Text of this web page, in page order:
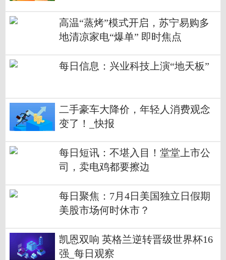
高温“蒸烤”模式开启，苏宁易购多
地清凉家电“爆单” 即时焦点
每日信息：兴业科技上演“地天板”
二手豪车大降价，年轻人消费观念
变了！_快报
每日短讯：不堪入目！堂堂上市公
司，卖电鸡都要擦边
每日聚焦：7月4日美国独立日假期
美股市场何时休市？
凯恩双响 英格兰逆转晋级世界杯16
强_每日观察